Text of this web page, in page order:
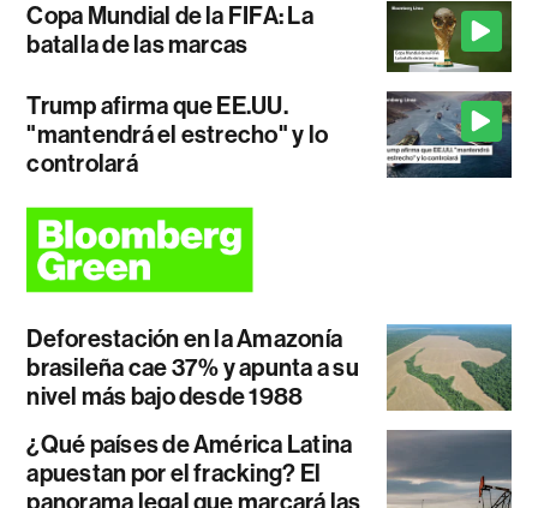
Copa Mundial de la FIFA: La
batalla de las marcas
Trump afirma que EE.UU.
"mantendrá el estrecho" y lo
controlará
Deforestación en la Amazonía
brasileña cae 37% y apunta a su
nivel más bajo desde 1988
¿Qué países de América Latina
apuestan por el fracking? El